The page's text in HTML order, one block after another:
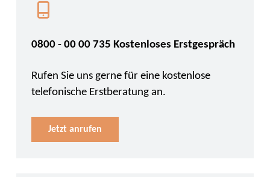
0800 - 00 00 735 Kostenloses Erstgespräch
Rufen Sie uns gerne für eine kostenlose
telefonische Erstberatung an.
Jetzt anrufen